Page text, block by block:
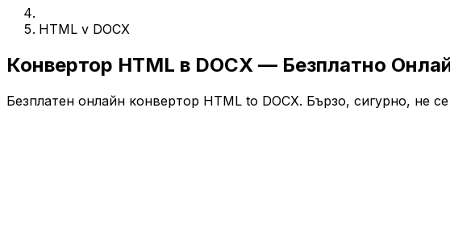
HTML v DOCX
Конвертор HTML в DOCX — Безплатно
Безплатен онлайн конвертор HTML to DOCX. Бързо, сигурно, не